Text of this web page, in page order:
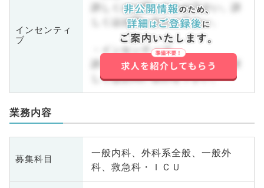
インセンティ
ブ
詳しくはお問い合わせ下さい。詳
しくはお問い合わせ下さい。
・インセンティブ
詳しくはお問い合わせ下さい。詳
しくはお問い合わせ下さい。
業務内容
募集科目
一般内科、外科系全般、一般外
科、救急科・ＩＣＵ